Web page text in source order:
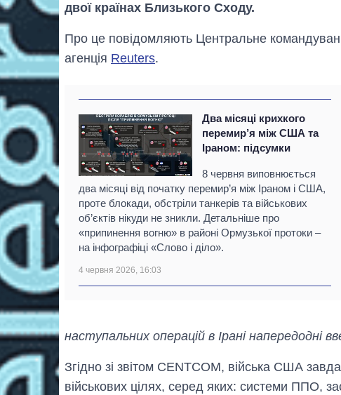
двої країнах Близького Сходу.
Про це повідомляють Центральне
агенція Reuters.
Два місяці крихкого
перемир’я між США та
Іраном: підсумки
8 червня виповнюється
два місяці від початку перемир’я між Іраном і США,
проте блокади, обстріли танкерів та військових
об’єктів нікуди не зникли. Детальніше про
«припинення вогню» в районі Ормузької протоки –
на інфографіці «Слово і діло».
4 червня 2026, 16:03
наступальних операцій в Ірані напередодні
Згідно зі звітом CENTCOM, війська США
військових цілях, серед яких: системи ППО,